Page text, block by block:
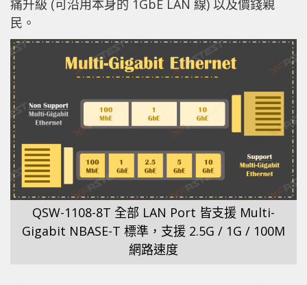
痛升級 (可沿用本身的 1GbE LAN 線) 以及價錢親
民。
QSW-1108-8T 全部 LAN Port 皆支援 Multi-
Gigabit NBASE-T 標準，支援 2.5G / 1G / 100M
網路速度